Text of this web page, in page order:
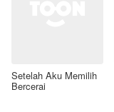
Setelah Aku Memilih
Bercerai